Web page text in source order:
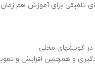
تلفیقی برای آموزش هم
در گویشهای محلی
و همچنین افزایش و